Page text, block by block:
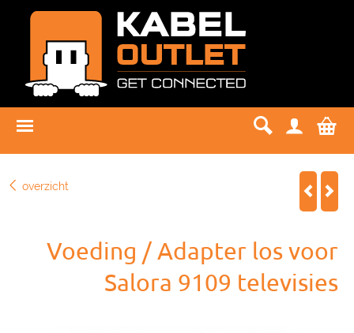
overzicht
Voeding / Adapter los voor
Salora 9109 televisies